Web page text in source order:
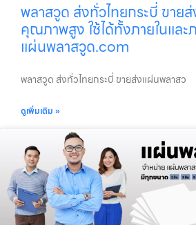
พลาสวูด ส่งทั่วไทยกระบี่ ขาย
คุณภาพสูง ใช้ได้ทั้งภายในและ
แผ่นพลาสวูด.com
พลาสวูด ส่งทั่วไทยกระบี่ ขายส่งแผ่นพลาสว
ดูเพิ่มเติม »